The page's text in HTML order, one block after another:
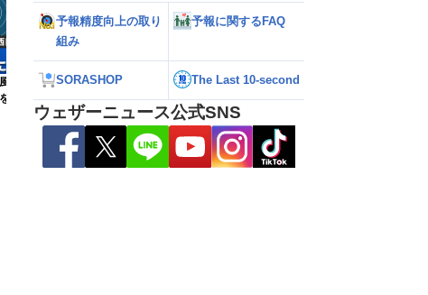
から離れた西日本太平洋
中心に大雨のおそれ
【熊本八代で39℃観測】被災地・熊本へ
台風による雨風の影響は？
予報精度向上の取り
組み
予報に関するFAQ
SORASHOP The Last 10-second
ウェザーニュース公式SNS